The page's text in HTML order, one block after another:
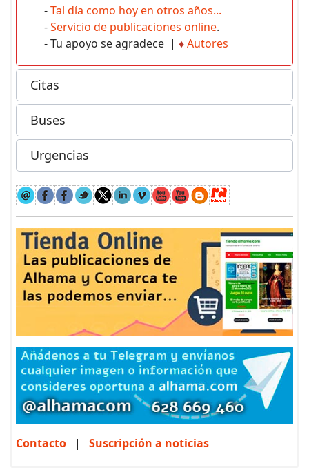
-Tal día como hoy en otros años...
-Servicio de publicaciones online.
- Tu apoyo se agradece | ♦Autores
Citas
Buses
Urgencias
Contacto | Suscripción a noticias